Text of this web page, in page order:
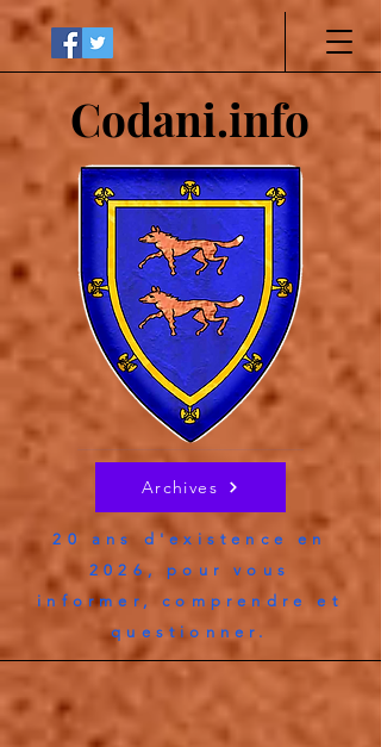
Codani.info
20 ans d'existence en
2026, pour vous
informer, comprendre et
questionner.
Archives